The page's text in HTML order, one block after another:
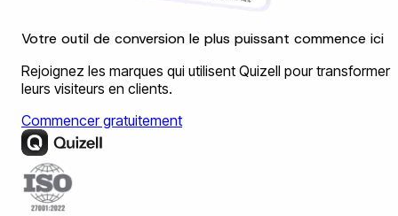
Votre outil de conversion le plus puissant commence ici
Rejoignez les marques qui utilisent Quizell pour transformer
leurs visiteurs en clients.
Commencer gratuitement